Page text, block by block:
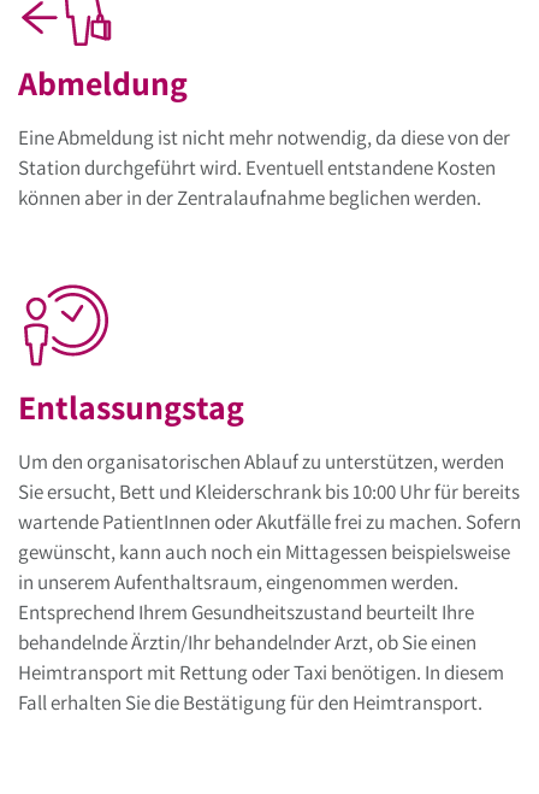
Abmeldung
Eine Abmeldung ist nicht mehr notwendig, da diese von der
Station durchgeführt wird. Eventuell entstandene Kosten
können aber in der Zentralaufnahme beglichen werden.
Entlassungstag
Um den organisatorischen Ablauf zu unterstützen, werden
Sie ersucht, Bett und Kleiderschrank bis 10:00 Uhr für bereits
wartende PatientInnen oder Akutfälle frei zu machen. Sofern
gewünscht, kann auch noch ein Mittagessen beispielsweise
in unserem Aufenthaltsraum, eingenommen werden.
Entsprechend Ihrem Gesundheitszustand beurteilt Ihre
behandelnde Ärztin/Ihr behandelnder Arzt, ob Sie einen
Heimtransport mit Rettung oder Taxi benötigen. In diesem
Fall erhalten Sie die Bestätigung für den Heimtransport.